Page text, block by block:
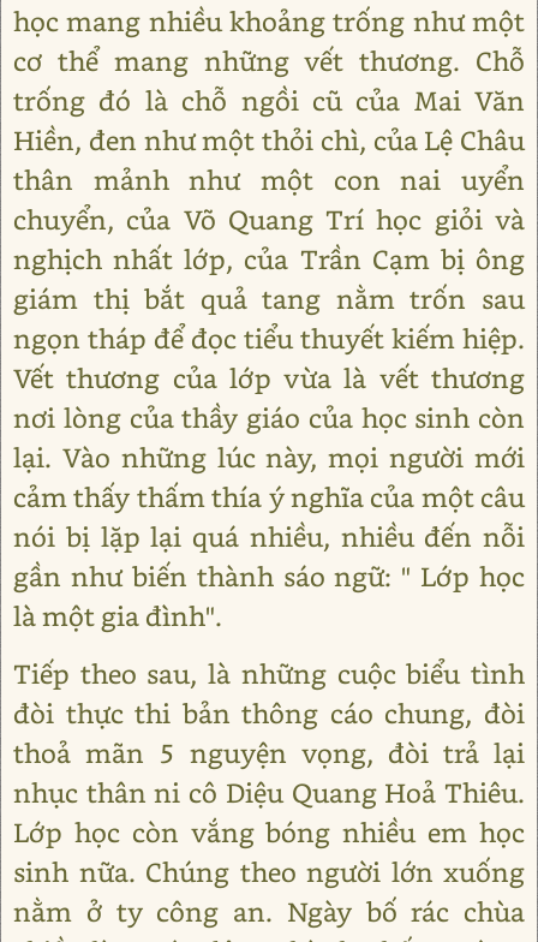
học mang nhiều khoảng trống như một
cơ thể mang những vết thương. Chỗ
trống đó là chỗ ngồi cũ của Mai Văn
Hiền, đen như một thỏi chì, của Lệ Châu
thân mảnh như một con nai uyển
chuyển, của Võ Quang Trí học giỏi và
nghịch nhất lớp, của Trần Cạm bị ông
giám thị bắt quả tang nằm trốn sau
ngọn tháp để đọc tiểu thuyết kiếm hiệp.
Vết thương của lớp vừa là vết thương
nơi lòng của thầy giáo của học sinh còn
lại. Vào những lúc này, mọi người mới
cảm thấy thấm thía ý nghĩa của một câu
nói bị lặp lại quá nhiều, nhiều đến nỗi
gần như biến thành sáo ngữ: " Lớp học
là một gia đình".
Tiếp theo sau, là những cuộc biểu tình
đòi thực thi bản thông cáo chung, đòi
thoả mãn 5 nguyện vọng, đòi trả lại
nhục thân ni cô Diệu Quang Hoả Thiêu.
Lớp học còn vắng bóng nhiều em học
sinh nữa. Chúng theo người lớn xuống
nằm ở ty công an. Ngày bố rác chùa